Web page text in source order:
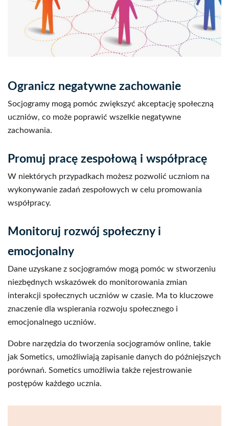
Ogranicz negatywne zachowanie
Socjogramy mogą pomóc zwiększyć akceptację społeczną
uczniów, co może poprawić wszelkie negatywne
zachowania.
Promuj pracę zespołową i współpracę
W niektórych przypadkach możesz pozwolić uczniom na
wykonywanie zadań zespołowych w celu promowania
współpracy.
Monitoruj rozwój społeczny i
emocjonalny
Dane uzyskane z socjogramów mogą pomóc w stworzeniu
niezbędnych wskazówek do monitorowania zmian
interakcji społecznych uczniów w czasie. Ma to kluczowe
znaczenie dla wspierania rozwoju społecznego i
emocjonalnego uczniów.
Dobre narzędzia do tworzenia socjogramów online, takie
jak Sometics, umożliwiają zapisanie danych do późniejszych
porównań. Sometics umożliwia także rejestrowanie
postępów każdego ucznia.